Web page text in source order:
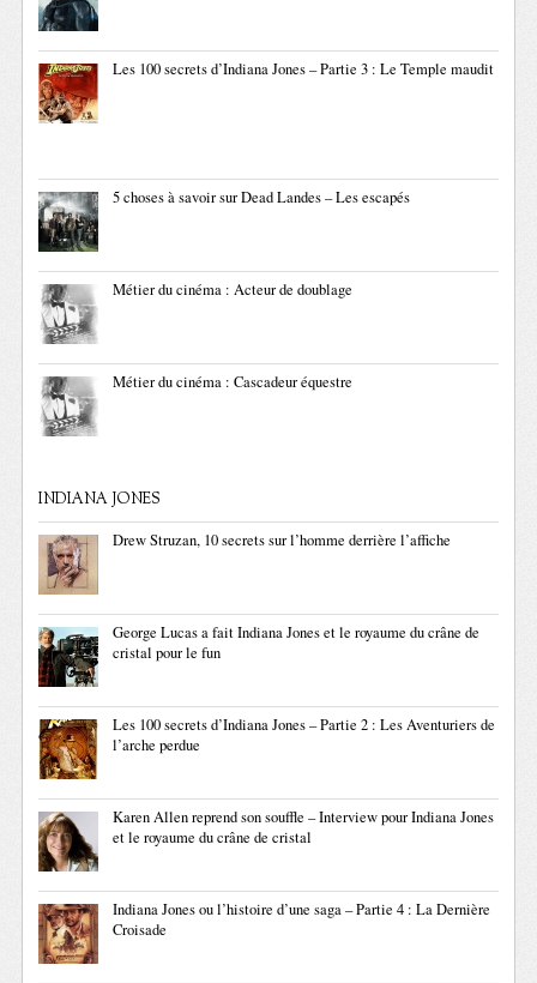
Les 100 secrets d’Indiana Jones – Partie 3 : Le Temple maudit
5 choses à savoir sur Dead Landes – Les escapés
Métier du cinéma : Acteur de doublage
Métier du cinéma : Cascadeur équestre
INDIANA JONES
Drew Struzan, 10 secrets sur l’homme derrière l’affiche
George Lucas a fait Indiana Jones et le royaume du crâne de
cristal pour le fun
Les 100 secrets d’Indiana Jones – Partie 2 : Les Aventuriers de
l’arche perdue
Karen Allen reprend son souffle – Interview pour Indiana Jones
et le royaume du crâne de cristal
Indiana Jones ou l’histoire d’une saga – Partie 4 : La Dernière
Croisade